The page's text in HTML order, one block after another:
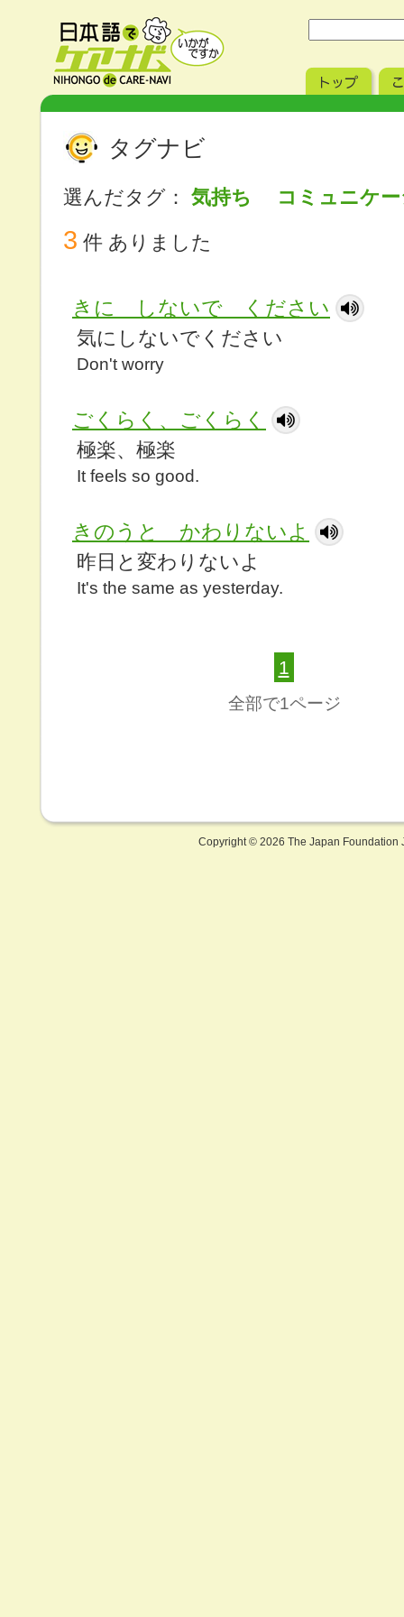
タグナビ
選んだタグ： 気持ち コミュニケ
3 件 ありました
きに しないで ください
気にしないでください
Don't worry
ごくらく、ごくらく
極楽、極楽
It feels so good.
きのうと かわりないよ
昨日と変わりないよ
It's the same as yesterday.
1
全部で1ページ
Copyright © 2026 The Japan Foundation